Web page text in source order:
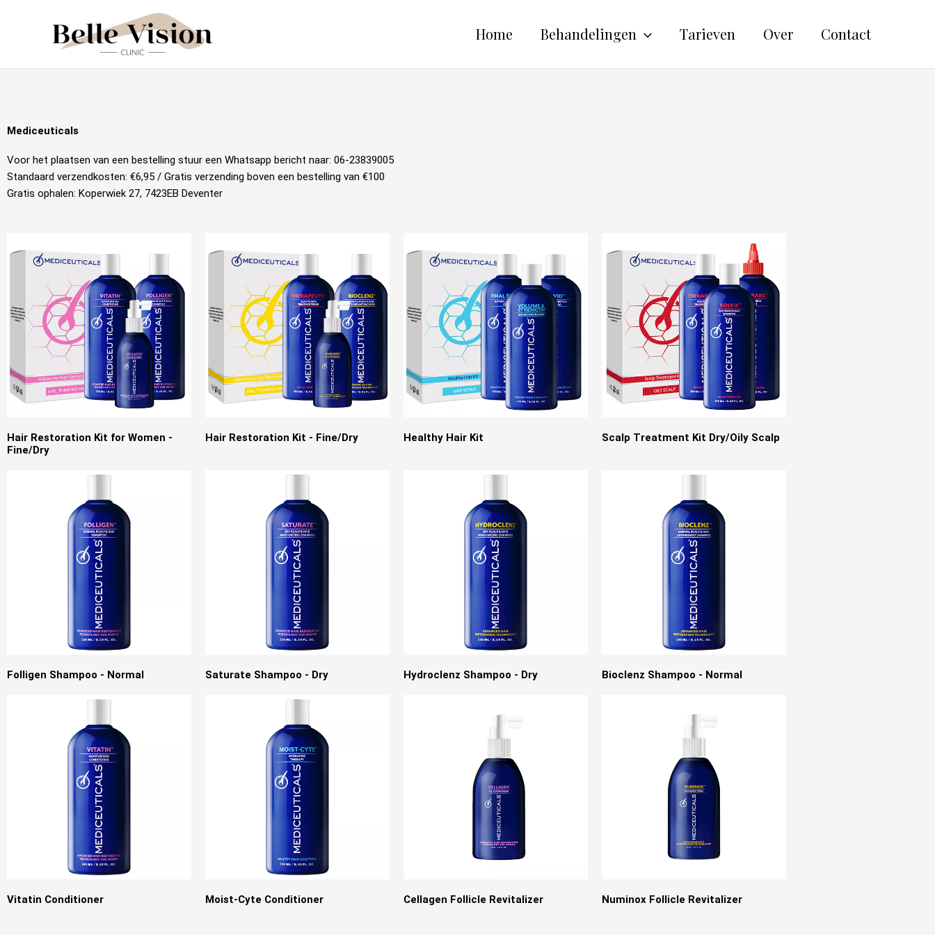
Home Behandelingen Tarieven Over Contact
Mediceuticals
Voor het plaatsen van een bestelling stuur een Whatsapp bericht naar: 06-23839005
Standaard verzendkosten: €6,95 / Gratis verzending boven een bestelling van €100
Gratis ophalen: Koperwiek 27, 7423EB Deventer
Hair Restoration Kit for Women -
Fine/Dry
Hair Restoration Kit - Fine/Dry Healthy Hair Kit Scalp Treatment Kit Dry/Oily Scalp
Folligen Shampoo - Normal Saturate Shampoo - Dry Hydroclenz Shampoo - Dry Bioclenz Shampoo - Normal
Vitatin Conditioner Moist-Cyte Conditioner Cellagen Follicle Revitalizer Numinox Follicle Revitalizer